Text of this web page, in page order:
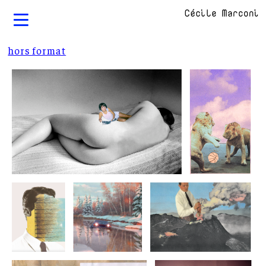
Cécile Marconi
hors format